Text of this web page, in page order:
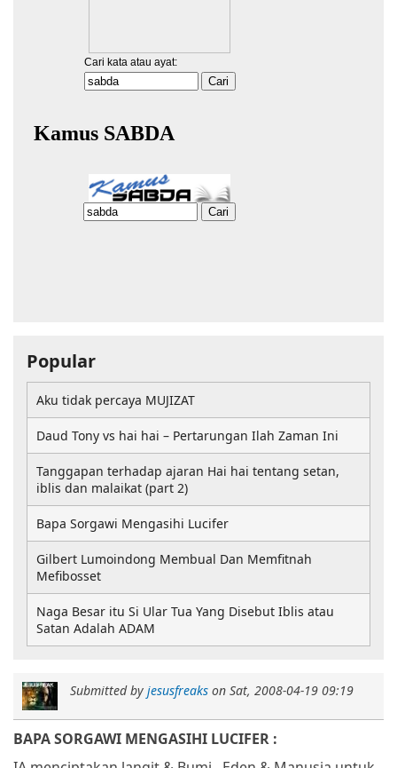
Submitted by jesusfreaks on Sat, 2008-04-19 09:19
BAPA SORGAWI MENGASIHI LUCIFER :
Popular
Aku tidak percaya MUJIZAT
Daud Tony vs hai hai – Pertarungan Ilah Zaman Ini
Tanggapan terhadap ajaran Hai hai tentang setan,
iblis dan malaikat (part 2)
Bapa Sorgawi Mengasihi Lucifer
Gilbert Lumoindong Membual Dan Memfitnah
Mefibosset
Naga Besar itu Si Ular Tua Yang Disebut Iblis atau
Satan Adalah ADAM